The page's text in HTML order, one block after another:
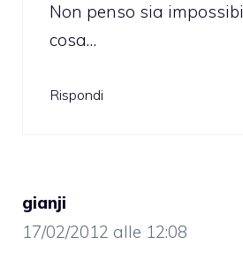
Non penso sia
cosa…
Rispondi
gianji
17/02/2012 alle 12:08